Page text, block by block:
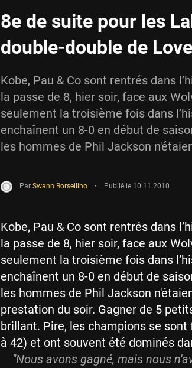
8e de suite pour les
double-double de Love
Kobe, Pau & Co sont rentrés dans
la passe de 8, hier soir, face aux
seulement la troisième fois dans
enchaînent un 8-0 en début de
les hommes de Phil Jackson
Par Swann Borsellino • Publié le 10.11.2010
Kobe, Pau & Co sont rentrés dans
la passe de 8, hier soir, face aux
seulement la troisième fois dans
enchaînent un 8-0 en début de
les hommes de Phil Jackson
prestation du soir. Gagner de 5
brillant. Pire, les champions se
à 42) et ont souvent été dominés
"Nous avons gagné, mais nous